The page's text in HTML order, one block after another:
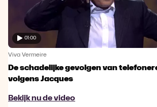
01:00
Viva Vermeire
De schadelijke gevolgen van
volgens Jacques
Bekijk nu de video